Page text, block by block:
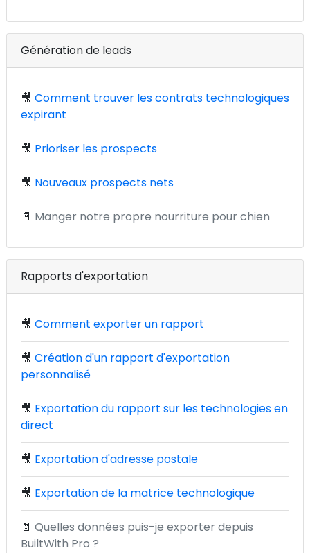
Génération de leads
🎥 Comment trouver les contrats technologiques
expirant
🎥 Prioriser les prospects
🎥 Nouveaux prospects nets
📄 Manger notre propre nourriture pour chien
Rapports d'exportation
🎥 Comment exporter un rapport
🎥 Création d'un rapport d'exportation
personnalisé
🎥 Exportation du rapport sur les technologies en
direct
🎥 Exportation d'adresse postale
🎥 Exportation de la matrice technologique
📄 Quelles données puis-je exporter depuis
BuiltWith Pro ?